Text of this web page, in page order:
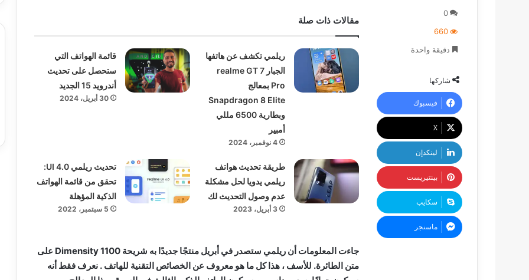
مقالات ذات صلة
ريلمي تكشف عن هاتفها
الجبار realme GT 7
Pro بمعالج
Snapdragon 8 Elite
وبطارية 6500 مللي
أمبير
4 نوفمبر، 2024
قائمة الهواتف التي
ستحصل على تحديث
أندرويد 15 الجديد
30 أبريل، 2024
طريقة تحديث هواتف
ريلمي يدويا لحل مشكلة
عدم وصول التحديث لك
3 أبريل، 2023
تحديث ريلمي UI 4.0:
تحقق من قائمة الهواتف
الذكية المؤهلة
5 سبتمبر، 2022
جاءت المعلومات أن ريلمي ستصدر في أبريل منتجًا جديدًا به شريحة Dimensity 1100 على
متن الطائرة. للأسف ، هذا كل ما هو معروف عن الخصائص التقنية للهاتف . نعرف فقط أنه
0
660
دقيقة واحدة
شاركها
فيسبوك
‫X
لينكدإن
بينتيريست
سكايب
ماسنجر